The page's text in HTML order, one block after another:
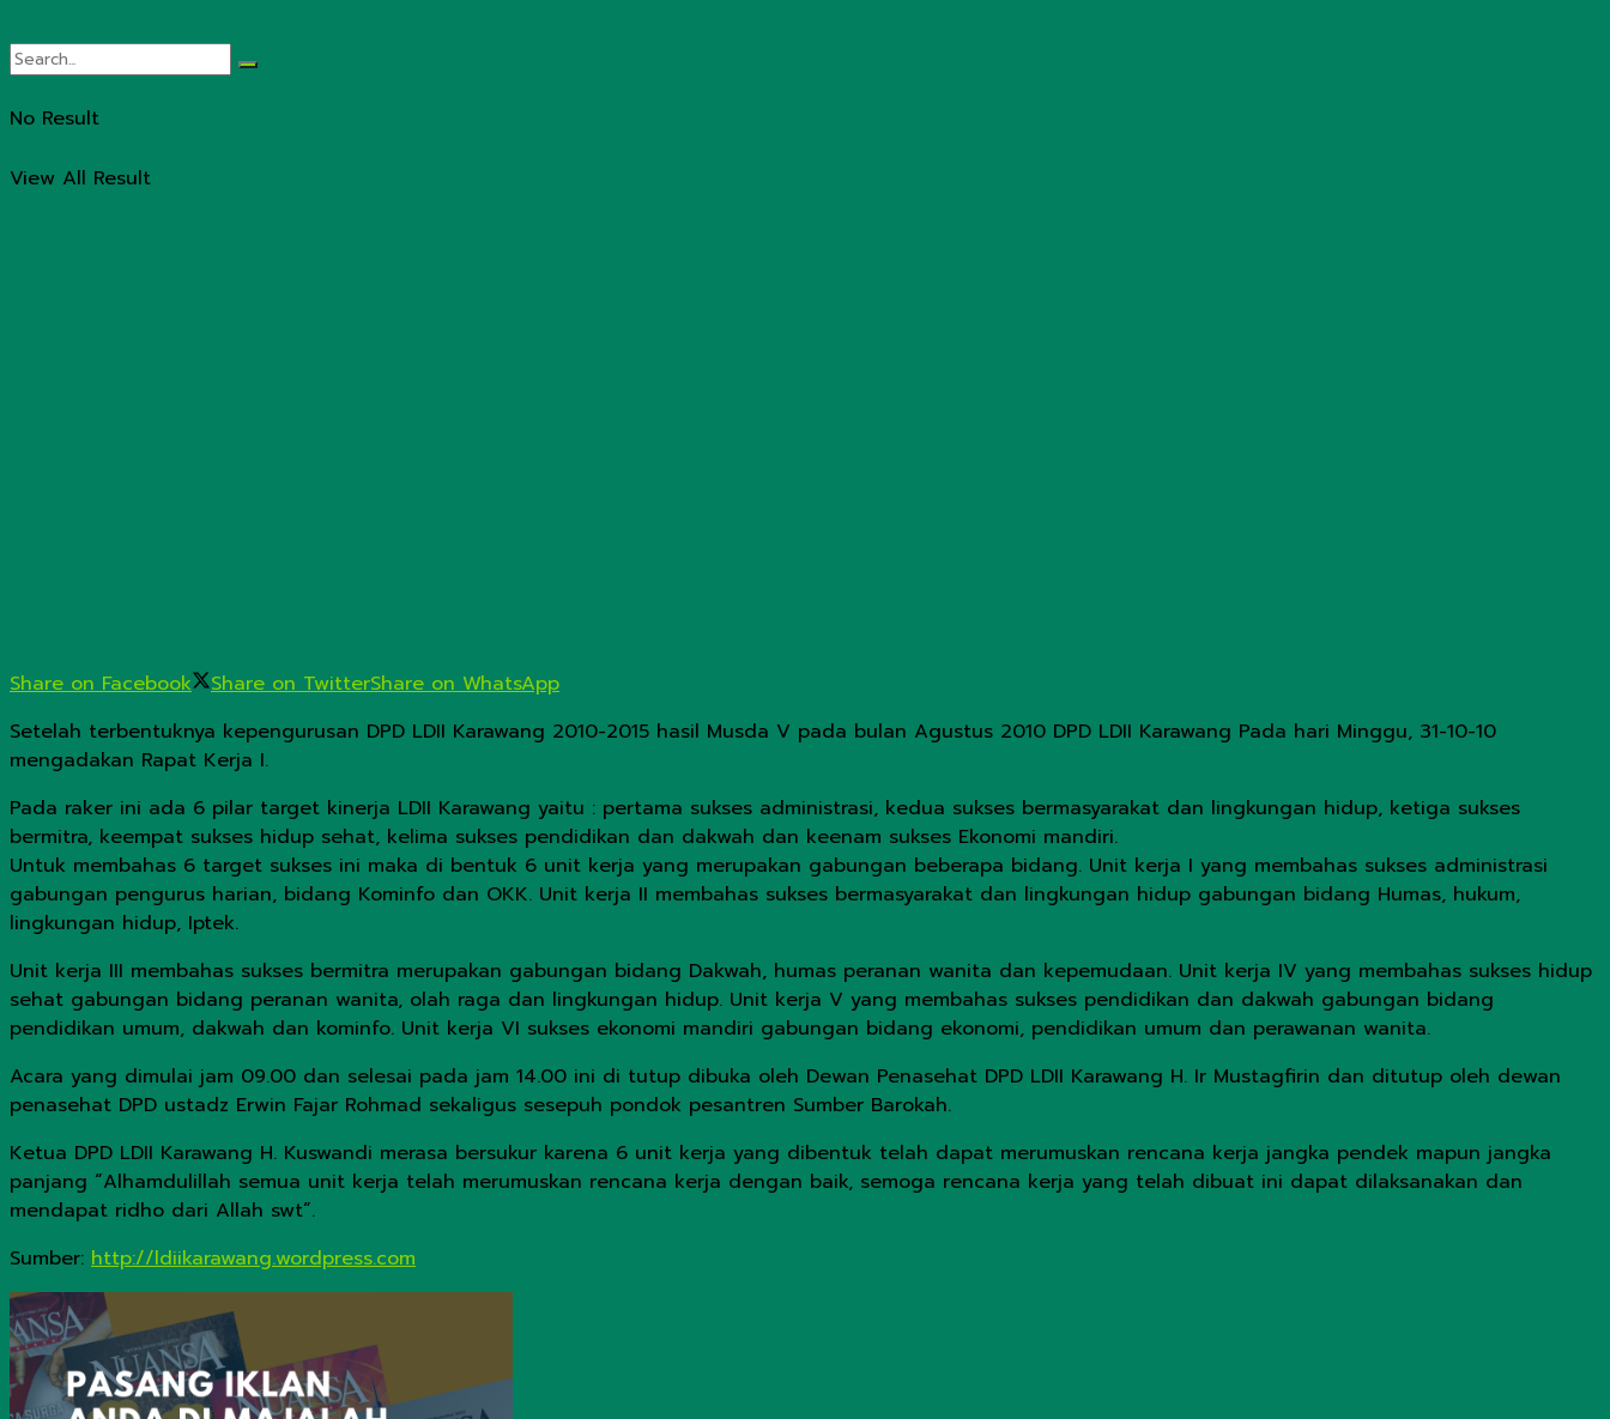
No Result
View All Result
Share on Facebook Share on TwitterShare on WhatsApp
Setelah terbentuknya kepengurusan DPD LDII Karawang 2010-2015 hasil Musda V pada bulan Agustus 2010 DPD LDII Karawang Pada hari Minggu, 31-10-10
mengadakan Rapat Kerja I.
Pada raker ini ada 6 pilar target kinerja LDII Karawang yaitu : pertama sukses administrasi, kedua sukses bermasyarakat dan lingkungan hidup, ketiga sukses
bermitra, keempat sukses hidup sehat, kelima sukses pendidikan dan dakwah dan keenam sukses Ekonomi mandiri.
Untuk membahas 6 target sukses ini maka di bentuk 6 unit kerja yang merupakan gabungan beberapa bidang. Unit kerja I yang membahas sukses administrasi
gabungan pengurus harian, bidang Kominfo dan OKK. Unit kerja II membahas sukses bermasyarakat dan lingkungan hidup gabungan bidang Humas, hukum,
lingkungan hidup, Iptek.
Unit kerja III membahas sukses bermitra merupakan gabungan bidang Dakwah, humas peranan wanita dan kepemudaan. Unit kerja IV yang membahas sukses hidup
sehat gabungan bidang peranan wanita, olah raga dan lingkungan hidup. Unit kerja V yang membahas sukses pendidikan dan dakwah gabungan bidang
pendidikan umum, dakwah dan kominfo. Unit kerja VI sukses ekonomi mandiri gabungan bidang ekonomi, pendidikan umum dan perawanan wanita.
Acara yang dimulai jam 09.00 dan selesai pada jam 14.00 ini di tutup dibuka oleh Dewan Penasehat DPD LDII Karawang H. Ir Mustagfirin dan ditutup oleh dewan
penasehat DPD ustadz Erwin Fajar Rohmad sekaligus sesepuh pondok pesantren Sumber Barokah.
Ketua DPD LDII Karawang H. Kuswandi merasa bersukur karena 6 unit kerja yang dibentuk telah dapat merumuskan rencana kerja jangka pendek mapun jangka
panjang “Alhamdulillah semua unit kerja telah merumuskan rencana kerja dengan baik, semoga rencana kerja yang telah dibuat ini dapat dilaksanakan dan
mendapat ridho dari Allah swt”.
Sumber: http://ldiikarawang.wordpress.com